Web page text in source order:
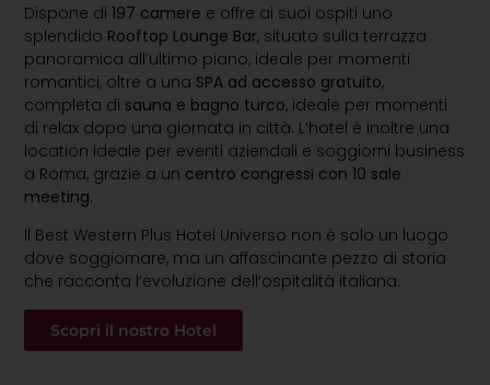
Dispone di197 camere e offre ai suoi ospiti uno
splendido Rooftop Lounge Bar, situato sulla terrazza
panoramica all’ultimo piano, ideale per momenti
romantici, oltre a una SPA ad accesso gratuito,
completa di sauna e bagno turco, ideale per momenti
di relax dopo una giornata in città. L’hotel è inoltre una
location ideale per eventi aziendali e soggiorni business
a Roma, grazie a un centro congressi con 10 sale
meeting.
Il Best Western Plus Hotel Universo non è solo un luogo
dove soggiornare, ma un affascinante pezzo di storia
che racconta l’evoluzione dell’ospitalità italiana.
Scopri il nostro Hotel